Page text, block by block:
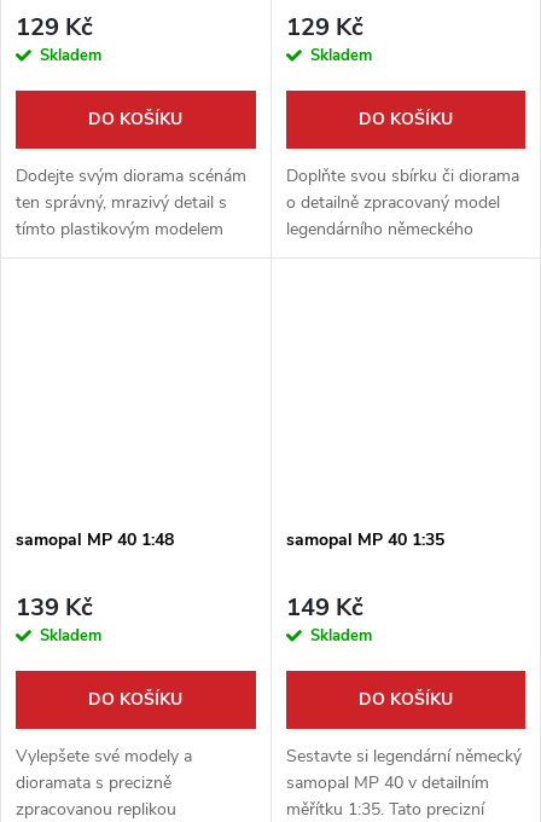
129 Kč
Skladem
DO KOŠÍKU
Dodejte svým diorama scénám
ten správný, mrazivý detail s
tímto plastikovým modelem
rakve v měřítku 1:72 od
129 Kč
Skladem
DO KOŠÍKU
Doplňte svou sbírku či diorama
o detailně zpracovaný model
legendárního německého
samopalu MP 40 v měřítku
samopal MP 40 1:48
139 Kč
Skladem
DO KOŠÍKU
Vylepšete své modely a
dioramata s precizně
zpracovanou replikou
samopal MP 40 1:35
149 Kč
Skladem
DO KOŠÍKU
Sestavte si legendární německý
samopal MP 40 v detailním
měřítku 1:35. Tato precizní